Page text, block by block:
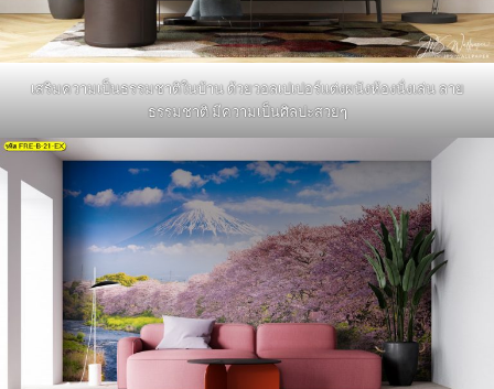
เสริมความเป็นธรรมชาติในบ้าน ด้วยวอลเปเปอร์แต่งผนังห้องนั่งเล่น ลาย
ธรรมชาติ มีความเป็นศิลปะสวยๆ